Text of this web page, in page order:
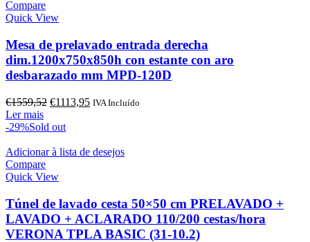
Compare
Quick View
Mesa de prelavado entrada derecha
dim.1200x750x850h con estante con aro
desbarazado mm MPD-120D
€1559,52 O
original
€1559,52.
€1113,95O
€1113,95.
IVA Incluído
Ler mais
-29%Sold out
Adicionar à lista de desejos
Compare
Quick View
Túnel de lavado cesta 50×50 cm PRELAVADO +
LAVADO + ACLARADO 110/200 cestas/hora
VERONA TPLA BASIC (31-10.2)